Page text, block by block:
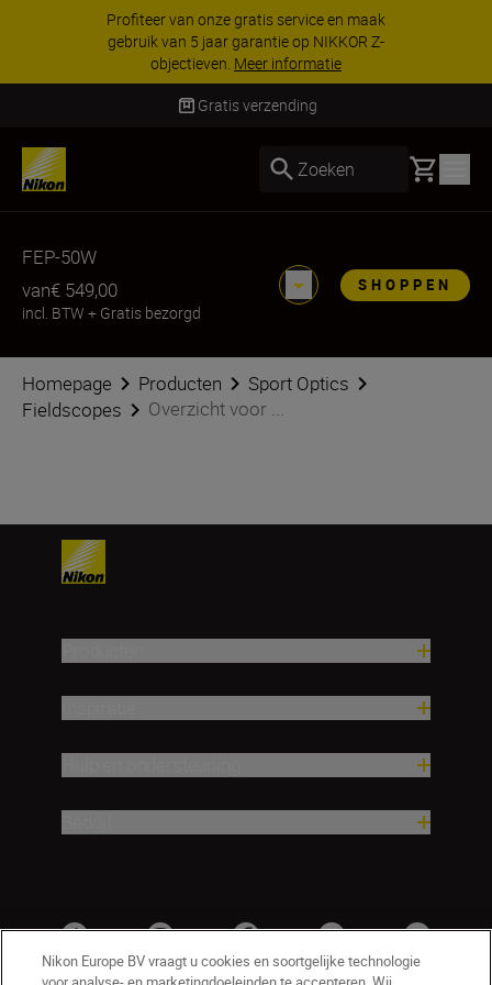
Profiteer van onze gratis service en maak
gebruik van 5 jaar garantie op NIKKOR Z-
objectieven. Meer informatie
Gratis verzending
Zoeken Basket
FEP-50W
van€ 549,00
incl. BTW + Gratis bezorgd
SHOPPEN
Homepage Producten
Sport Optics
Fieldscopes
Overzicht voor ...
Nikon Europe BV vraagt u cookies en soortgelijke technologie